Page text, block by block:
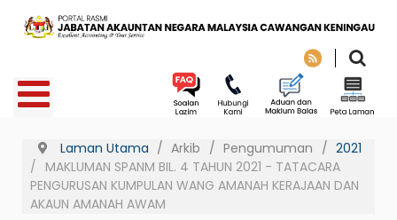
Laman Utama Arkib Pengumuman
2021
MAKLUMAN SPANM BIL. 4 TAHUN 2021 - TATACARA
PENGURUSAN KUMPULAN WANG AMANAH KERAJAAN DAN
AKAUN AMANAH AWAM